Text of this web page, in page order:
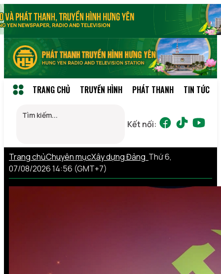
TRANG CHỦ TRUYỀN HÌNH PHÁT THANH TIN TỨC
Kết nối:
Trang chủChuyên mụcXây dựng Đảng Thứ 6,
07/08/2026 14:56 (GMT+7)